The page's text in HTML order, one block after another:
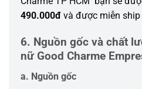
490.000đ và được miễn
6. Nguồn gốc và chất
nữ Good Charme
a. Nguồn gốc